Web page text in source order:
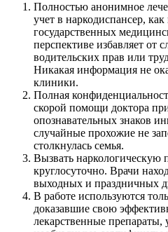
Полностью анонимное
учет в наркодиспансер,
государственных
перспективе избавляет от
водительских прав или
Никакая информация не
клиники.
Полная
скорой помощи доктора
опознавательных знаков
случайные прохожие не
столкнулась семья.
Вызвать
круглосуточно. Врачи
выходных и праздничных
В работе используются
доказавшие свою
лекарственные препараты,